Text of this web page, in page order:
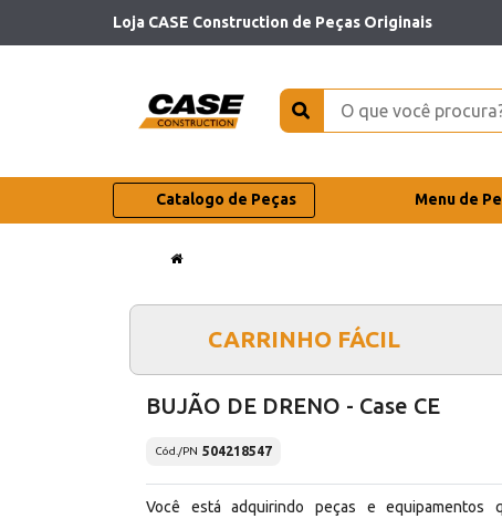
Loja CASE Construction de Peças Originais
Catalogo de Peças Menu de
CARRINHO FÁCIL
BUJÃO DE DRENO - Case CE
Cód./PN 504218547
Você está adquirindo peças e equipamentos